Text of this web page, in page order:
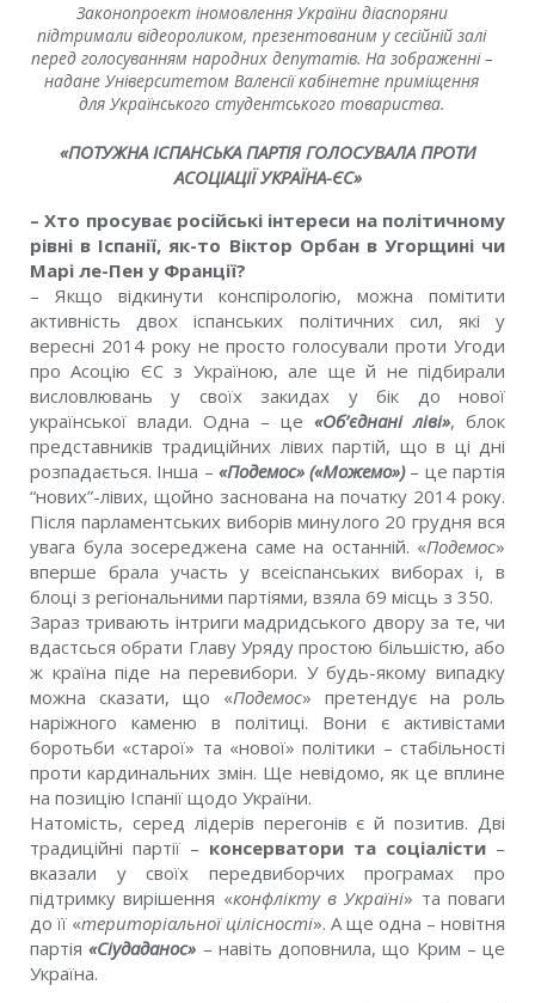
Законопроект іномовлення України діаспоряни
підтримали відеороликом, презентованим у сесійній залі
перед голосуванням народних депутатів. На зображенні –
надане Університетом Валенсії кабінетне приміщення
для Українського студентського товариства.
«ПОТУЖНА ІСПАНСЬКА ПАРТІЯ ГОЛОСУВАЛА ПРОТИ
АСОЦІАЦІЇ УКРАЇНА-ЄС»
– Хто просуває російські інтереси на політичному
рівні в Іспанії, як-то Віктор Орбан в Угорщині чи
Марі ле-Пен у Франції?
– Якщо відкинути конспірологію, можна помітити
активність двох іспанських політичних сил, які у
вересні 2014 року не просто голосували проти Угоди
про Асоцію ЄС з Україною, але ще й не підбирали
висловлювань у своїх закидах у бік до нової
української влади. Одна – це «Об’єднані ліві», блок
представників традиційних лівих партій, що в ці дні
розпадається. Інша – «Подемос» («Можемо»)– це партія
“нових”-лівих, щойно заснована на початку 2014 року.
Після парламентських виборів минулого 20 грудня вся
увага була зосереджена саме на останній. «Подемос»
вперше брала участь у всеіспанських виборах і, в
блоці з регіональними партіями, взяла 69 місць з 350.
Зараз тривають інтриги мадридського двору за те, чи
вдастсься обрати Главу Уряду простою більшістю, або
ж країна піде на перевибори. У будь-якому випадку
можна сказати, що «Подемос» претендує на роль
наріжного каменю в політиці. Вони є активістами
боротьби «старої» та «нової» політики – стабільності
проти кардинальних змін. Ще невідомо, як це вплине
на позицію Іспанії щодо України.
Натомість, серед лідерів перегонів є й позитив. Дві
традиційні партії – консерватори та соціалісти –
вказали у своїх передвиборчих програмах про
підтримку вирішення «конфлікту в Україні» та поваги
до її «територіальної цілісності». А ще одна – новітня
партія«Сіудаданос» – навіть доповнила, що Крим – це
Україна.